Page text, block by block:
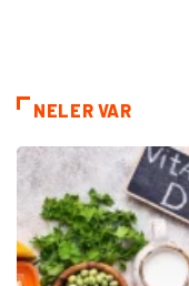
NELER VAR